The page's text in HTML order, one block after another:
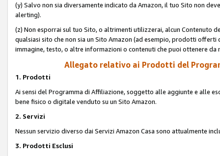
(y) Salvo non sia diversamente indicato da Amazon, il tuo Sito non
alerting).
(z) Non esporrai sul tuo Sito, o altrimenti utilizzerai, alcun Contenuto
qualsiasi sito che non sia un Sito Amazon (ad esempio, prodotti
immagine, testo, o altre informazioni o contenuti che puoi ottenere da
Allegato relativo ai Prodotti del
1. Prodotti
Ai sensi del Programma di Affiliazione, soggetto alle aggiunte e alle
bene fisico o digitale venduto su un Sito Amazon.
2. Servizi
Nessun servizio diverso dai Servizi Amazon Casa sono attualmente
3. Prodotti Esclusi